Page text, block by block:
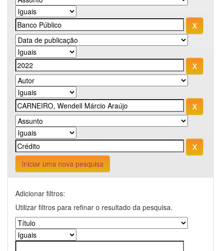
Iniciar uma nova pesquisa
Adicionar filtros:
Utilizar filtros para refinar o resultado da pesquisa.